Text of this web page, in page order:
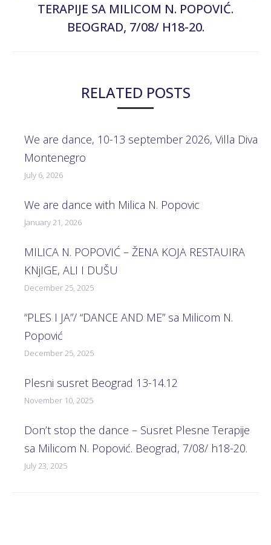
Next
post:
TERAPIJE SA MILICOM N. POPOVIĆ.
BEOGRAD, 7/08/ H18-20.
RELATED POSTS
We are dance, 10-13 september 2026, Villa Diva
Montenegro
July 6, 2026
We are dance with Milica N. Popovic
January 21, 2026
MILICA N. POPOVIĆ – ŽENA KOJA RESTAUIRA
KNjIGE, ALI I DUŠU
December 25, 2025
“PLES I JA”/ “DANCE AND ME” sa Milicom N.
Popović
December 25, 2025
Plesni susret Beograd 13-14.12
November 10, 2025
Don’t stop the dance – Susret Plesne Terapije
sa Milicom N. Popović. Beograd, 7/08/ h18-20.
July 23, 2025